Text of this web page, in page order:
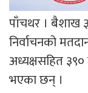
पाँचथर । बैशाख
निर्वाचनको
अध्यक्षसहित ३९०
भएका छन् ।